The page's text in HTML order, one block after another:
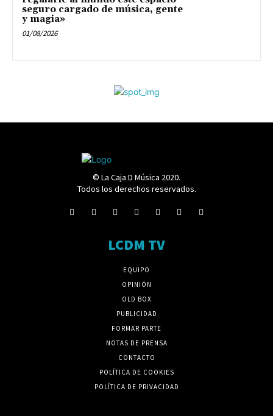
seguro cargado de música, gente
y magia»
01/08/2026
© La Caja D Música 2020.
Todos los derechos reservados.
LCDM TV
EQUIPO
OPINIÓN
OLD BOX
PUBLICIDAD
FORMAR PARTE
NOTAS DE PRENSA
CONTACTO
POLÍTICA DE COOKIES
POLÍTICA DE PRIVACIDAD